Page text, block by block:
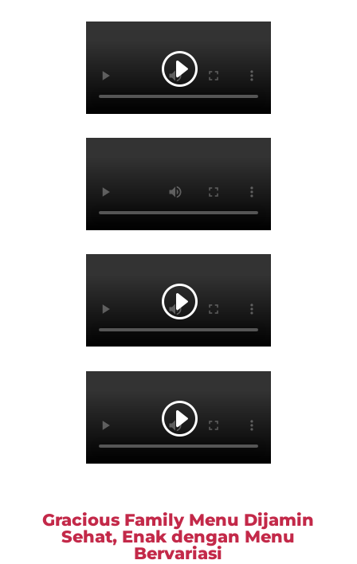
Gracious Family Menu Dijamin
Sehat, Enak dengan Menu
Bervariasi